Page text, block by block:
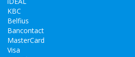
KBC
Belfius
Bancontact
MasterCard
Visa